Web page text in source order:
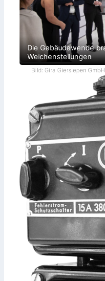
Die Gebäudewende
Weichenstellungen
Bild: Gira Giersiepen